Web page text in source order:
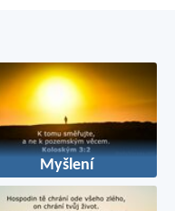
Myšlení